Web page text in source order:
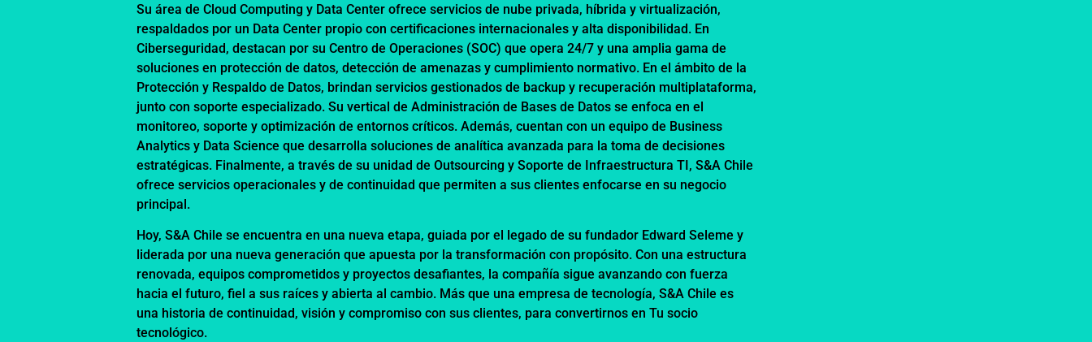
Su área de Cloud Computing y Data Center ofrece servicios de nube privada, híbrida y virtualización,
respaldados por un Data Center propio con certificaciones internacionales y alta disponibilidad. En
Ciberseguridad, destacan por su Centro de Operaciones (SOC) que opera 24/7 y una amplia gama de
soluciones en protección de datos, detección de amenazas y cumplimiento normativo. En el ámbito de la
Protección y Respaldo de Datos, brindan servicios gestionados de backup y recuperación multiplataforma,
junto con soporte especializado. Su vertical de Administración de Bases de Datos se enfoca en el
monitoreo, soporte y optimización de entornos críticos. Además, cuentan con un equipo de Business
Analytics y Data Science que desarrolla soluciones de analítica avanzada para la toma de decisiones
estratégicas. Finalmente, a través de su unidad de Outsourcing y Soporte de Infraestructura TI, S&A Chile
ofrece servicios operacionales y de continuidad que permiten a sus clientes enfocarse en su negocio
principal.
Hoy, S&A Chile se encuentra en una nueva etapa, guiada por el legado de su fundador Edward Seleme y
liderada por una nueva generación que apuesta por la transformación con propósito. Con una estructura
renovada, equipos comprometidos y proyectos desafiantes, la compañía sigue avanzando con fuerza
hacia el futuro, fiel a sus raíces y abierta al cambio. Más que una empresa de tecnología, S&A Chile es
una historia de continuidad, visión y compromiso con sus clientes, para convertirnos en Tu socio
tecnológico.